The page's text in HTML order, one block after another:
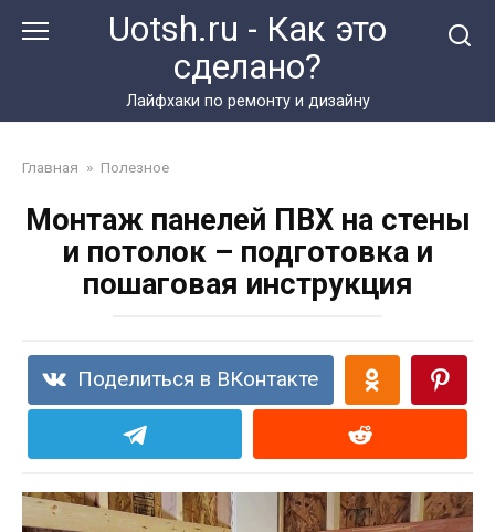
Uotsh.ru - Как это
сделано?
Лайфхаки по ремонту и дизайну
Главная » Полезное
Монтаж панелей ПВХ на стены
и потолок – подготовка и
пошаговая инструкция
Поделиться в ВКонтакте